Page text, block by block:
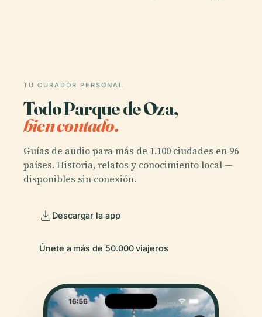
TU CURADOR PERSONAL
Todo Parque de Oza,
bien contado.
Guías de audio para más de 1.100 ciudades en 96
países. Historia, relatos y conocimiento local —
disponibles sin conexión.
Descargar la app
Únete a más de 50.000 viajeros